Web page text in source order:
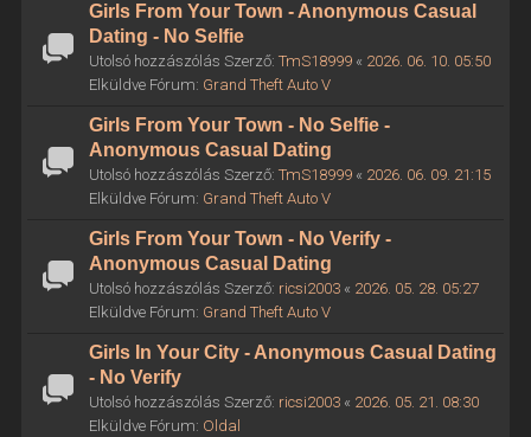
Girls From Your Town - Anonymous Casual
Dating - No Selfie
Utolsó hozzászólás Szerző: TmS18999« 2026. 06. 10. 05:50
Elküldve Fórum: Grand Theft Auto V
Girls From Your Town - No Selfie -
Anonymous Casual Dating
Utolsó hozzászólás Szerző: TmS18999« 2026. 06. 09. 21:15
Elküldve Fórum: Grand Theft Auto V
Girls From Your Town - No Verify -
Anonymous Casual Dating
Utolsó hozzászólás Szerző: ricsi2003« 2026. 05. 28. 05:27
Elküldve Fórum: Grand Theft Auto V
Girls In Your City - Anonymous Casual Dating
- No Verify
Utolsó hozzászólás Szerző: ricsi2003« 2026. 05. 21. 08:30
Elküldve Fórum: Oldal